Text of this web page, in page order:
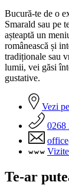
Bucură-te de o
Smarald sau pe
așteaptă un
românească și
tradiționale sau
lumii, vei găsi
gustative.
Vezi
0268
Te-ar